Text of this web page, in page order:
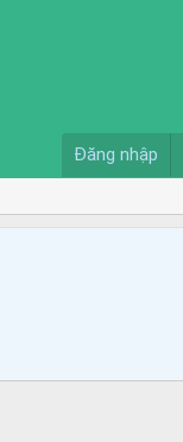
Đăng nhập